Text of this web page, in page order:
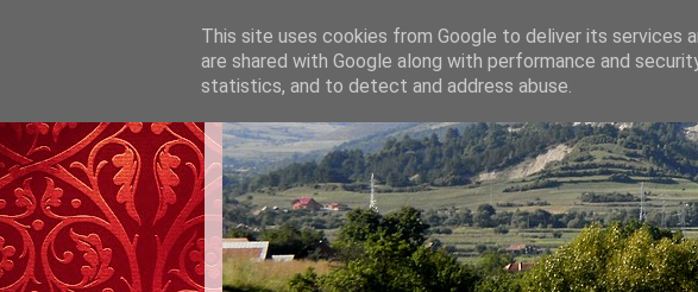
This site uses cookies from Google to deliver its services
are shared with Google along with performance and
statistics, and to detect and address abuse.